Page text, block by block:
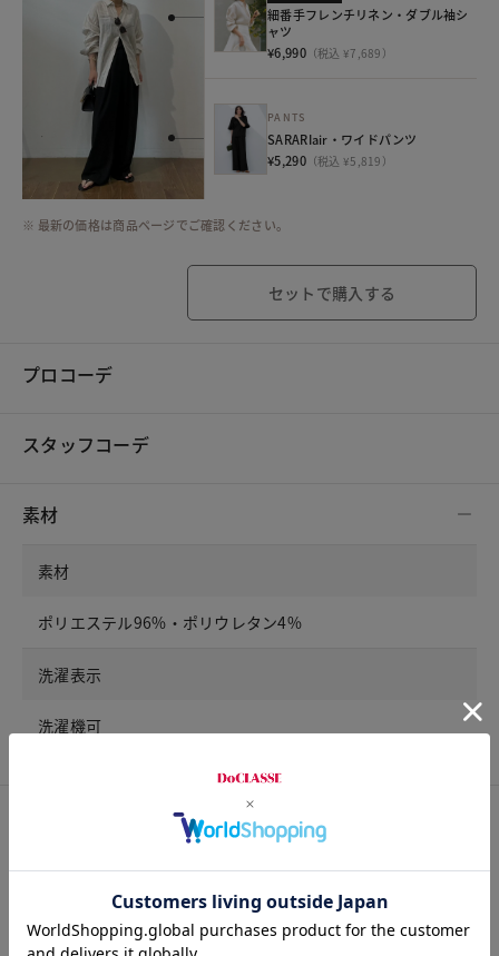
細番手フレンチリネン・ダブル袖シ
ャツ
¥6,990（税込 ¥7,689）
PANTS
SARARIair・ワイドパンツ
¥5,290（税込 ¥5,819）
※ 最新の価格は商品ページでご確認ください。
セットで購入する
プロコーデ
スタッフコーデ
素材
素材
ポリエステル96%・ポリウレタン4%
洗濯表示
洗濯機可
裏地
なし。